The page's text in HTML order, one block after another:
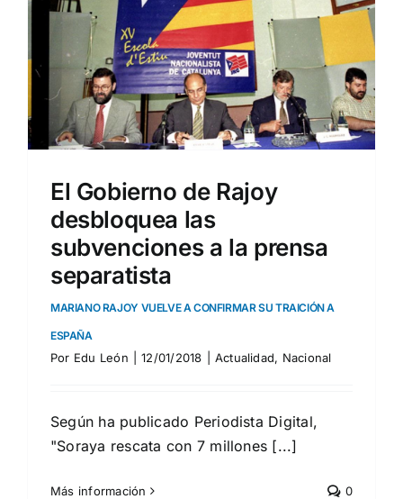
El Gobierno de Rajoy
desbloquea las
subvenciones a la prensa
separatista
MARIANO RAJOY VUELVE A CONFIRMAR SU TRAICIÓN A
ESPAÑA
Por Edu León 12/01/2018 Actualidad, Nacional
Según ha publicado Periodista Digital,
"Soraya rescata con 7 millones [...]
Más información 0